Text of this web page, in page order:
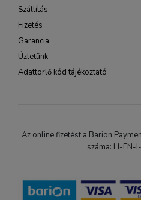
Szállítás
Fizetés
Garancia
Üzletünk
Adattörlő kód tájékoztató
Az online fizetést a Barion
száma: H-